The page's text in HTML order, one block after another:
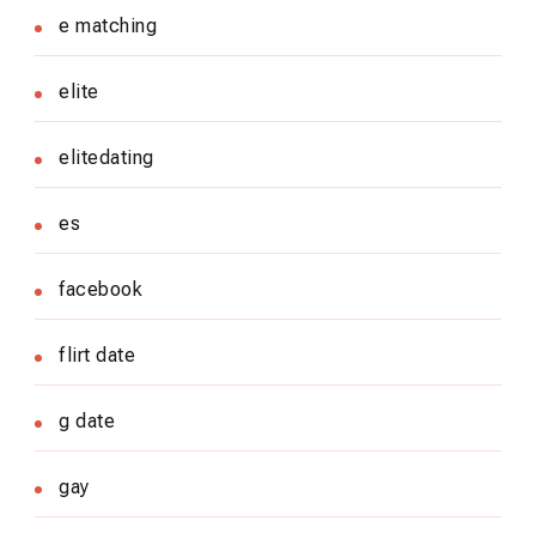
e matching
elite
elitedating
es
facebook
flirt date
g date
gay